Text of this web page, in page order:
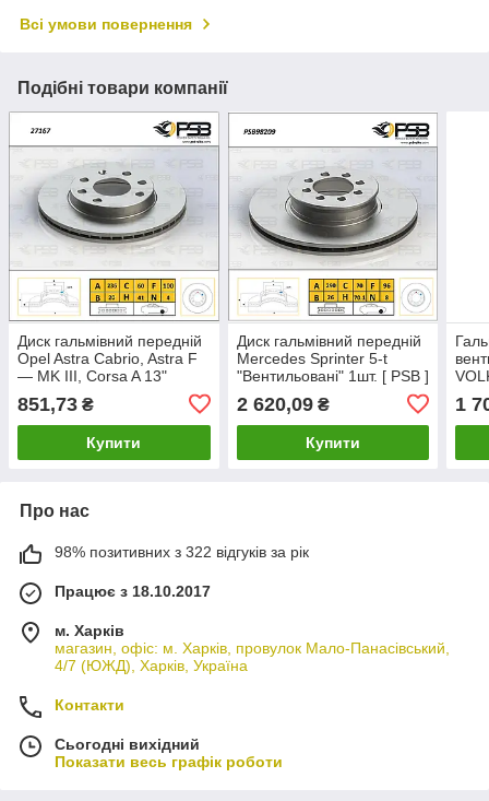
Всі умови повернення
Подібні товари компанії
Диск гальмівний передній
Opel Astra Cabrio, Astra F
— MK III, Corsa A 13"
PSB ] 569054
851,73 ₴
Купити
Диск гальмівний передній
Mercedes Sprinter 5-t
"Вентильовані" 1шт. [ PSB ]
2 620,09₴
Купити
]
1
Про нас
98% позитивних з 322 відгуків за рік
Працює з 18.10.2017
м. Харків
магазин, офіс: м. Харків, провулок Мало-Панасівський,
4/7 (ЮЖД), Харків, Україна
Контакти
Сьогодні вихідний
Показати весь графік роботи